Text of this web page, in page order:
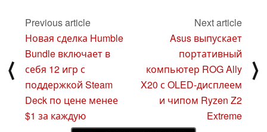
⟨
Previous article
Новая сделка Humble
Bundle включает в
себя 12 игр с
поддержкой Steam
Deck по цене менее
$1 за каждую
Next article
Asus выпускает
портативный
компьютер ROG Ally
X20 с OLED-дисплеем
и чипом Ryzen Z2
Extreme
⟩